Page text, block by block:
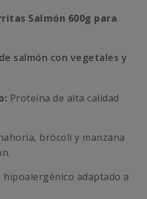
Salmón 600g para
salmón con vegetales y
Proteína de alta calidad
brócoli y manzana
hipoalergénico adaptado a